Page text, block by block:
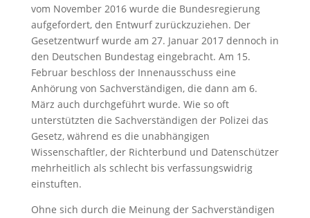
vom November 2016 wurde die Bundesregierung
aufgefordert, den Entwurf zurückzuziehen. Der
Gesetzentwurf wurde am 27. Januar 2017 dennoch in
den Deutschen Bundestag eingebracht. Am 15.
Februar beschloss der Innenausschuss eine
Anhörung von Sachverständigen, die dann am 6.
März auch durchgeführt wurde. Wie so oft
unterstützten die Sachverständigen der Polizei das
Gesetz, während es die unabhängigen
Wissenschaftler, der Richterbund und Datenschützer
mehrheitlich als schlecht bis verfassungswidrig
einstuften.
Ohne sich durch die Meinung der Sachverständigen